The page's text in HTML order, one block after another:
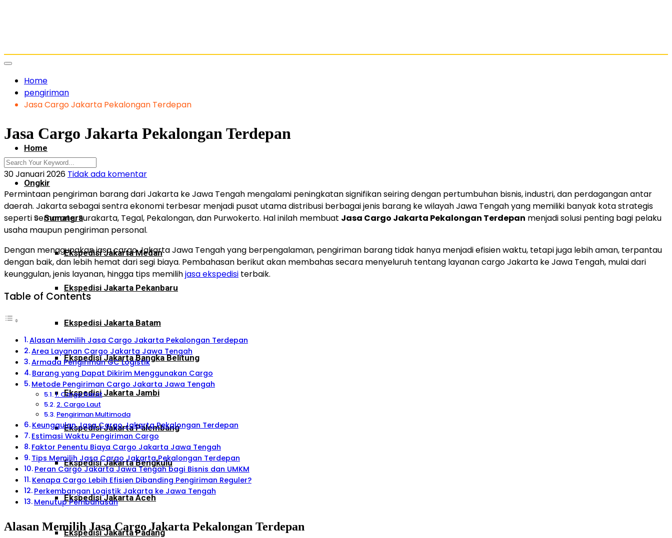
Home
Ongkir
Sumatera
Ekspedisi Jakarta Medan
Ekspedisi Jakarta Pekanbaru
Ekspedisi Jakarta Batam
Ekspedisi Jakarta Bangka Belitung
Ekspedisi Jakarta Jambi
Ekspedisi Jakarta Palembang
Ekspedisi Jakarta Bengkulu
Ekspedisi Jakarta Aceh
Ekspedisi Jakarta Padang
Home
pengiriman
Jasa Cargo Jakarta Pekalongan Terdepan
Jasa Cargo Jakarta Pekalongan Terdepan
30 Januari 2026 Tidak ada komentar
Permintaan pengiriman barang dari Jakarta ke Jawa Tengah mengalami peningkatan signifikan seiring dengan pertumbuhan bisnis, industri, dan perdagangan antar
daerah. Jakarta sebagai sentra ekonomi terbesar menjadi pusat utama distribusi berbagai jenis barang ke wilayah Jawa Tengah yang memiliki banyak kota strategis
seperti Semarang, Surakarta, Tegal, Pekalongan, dan Purwokerto. Hal inilah membuat Jasa Cargo Jakarta Pekalongan Terdepan menjadi solusi penting bagi pelaku
usaha maupun pengiriman personal.
Dengan menggunakan jasa cargo Jakarta Jawa Tengah yang berpengalaman, pengiriman barang tidak hanya menjadi efisien waktu, tetapi juga lebih aman, terpantau
dengan baik, dan lebih hemat dari segi biaya. Pembahasan berikut akan membahas secara menyeluruh tentang layanan cargo Jakarta ke Jawa Tengah, mulai dari
keunggulan, jenis layanan, hingga tips memilihjasa ekspedisi terbaik.
Table of Contents
Alasan Memilih Jasa Cargo Jakarta Pekalongan Terdepan
Area Layanan Cargo Jakarta Jawa Tengah
Armada Pengiriman GC Logistik
Barang yang Dapat Dikirim Menggunakan Cargo
Metode Pengiriman Cargo Jakarta Jawa Tengah
1. Cargo Darat
2. Cargo Laut
Pengiriman Multimoda
Keunggulan Jasa Cargo Jakarta Pekalongan Terdepan
Estimasi Waktu Pengiriman Cargo
Faktor Penentu Biaya Cargo Jakarta Jawa Tengah
Tips Memilih Jasa Cargo Jakarta Pekalongan Terdepan
Peran Cargo Jakarta Jawa Tengah bagi Bisnis dan UMKM
Kenapa Cargo Lebih Efisien Dibanding Pengiriman Reguler?
Perkembangan Logistik Jakarta ke Jawa Tengah
Menutup Pembahasan
Alasan Memilih Jasa Cargo Jakarta Pekalongan Terdepan